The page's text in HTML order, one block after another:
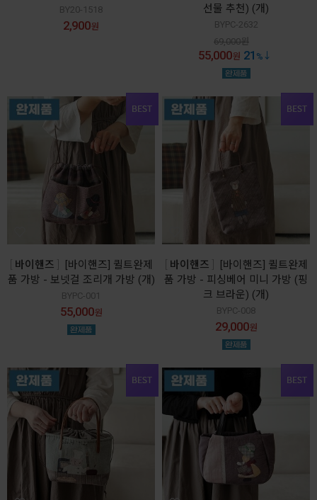
BY20-1518
2,900원
선물 추천) (개)
BYPC-2632
69,000원
55,000원 21 %
바이핸즈
[바이핸즈] 퀼트완제
품 가방 - 보넷걸 조리개 가방 (개)
BYPC-001
55,000원
바이핸즈
[바이핸즈] 퀼트완제
품 가방 - 피싱베어 미니 가방 (핑
크 브라운) (개)
BYPC-008
29,000원